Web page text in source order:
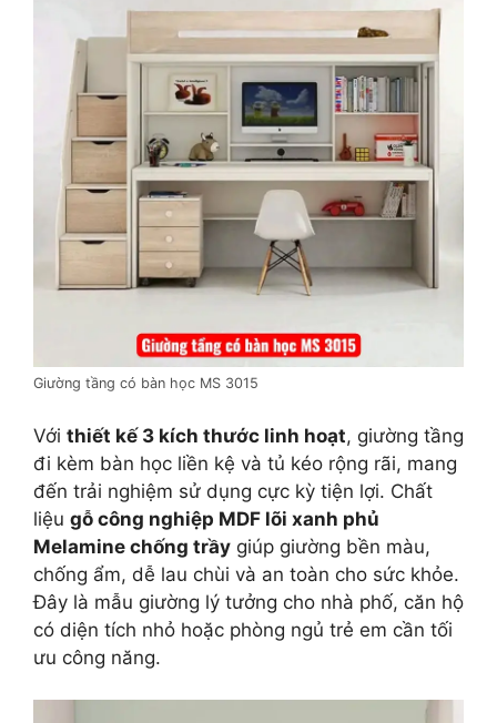
Giường tầng có bàn học MS 3015
Với thiết kế 3 kích thước linh hoạt, giường tầng
đi kèm bàn học liền kệ và tủ kéo rộng rãi, mang
đến trải nghiệm sử dụng cực kỳ tiện lợi. Chất
liệu gỗ công nghiệp MDF lõi xanh phủ
Melamine chống trầy giúp giường bền màu,
chống ẩm, dễ lau chùi và an toàn cho sức khỏe.
Đây là mẫu giường lý tưởng cho nhà phố, căn hộ
có diện tích nhỏ hoặc phòng ngủ trẻ em cần tối
ưu công năng.